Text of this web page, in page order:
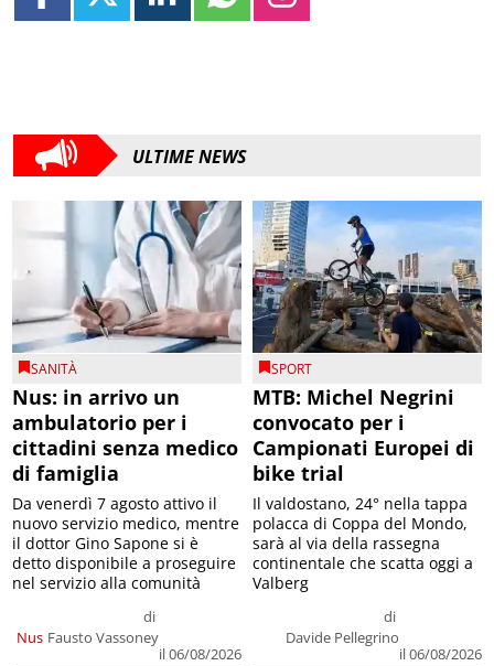
ULTIME NEWS
SANITÀ
Nus: in arrivo un
ambulatorio per i
cittadini senza medico
di famiglia
Nus
di
Fausto Vassoney
il 06/08/2026
Da venerdì 7 agosto attivo il
nuovo servizio medico, mentre
il dottor Gino Sapone si è
detto disponibile a proseguire
nel servizio alla comunità
SPORT
MTB: Michel Negrini
convocato per i
Campionati Europei di
bike trial
di
Davide Pellegrino
il 06/08/2026
Il valdostano, 24° nella tappa
polacca di Coppa del Mondo,
sarà al via della rassegna
continentale che scatta oggi a
Valberg